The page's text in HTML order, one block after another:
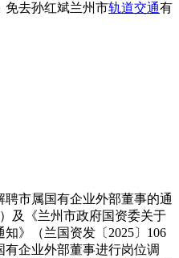
免去孙红斌兰州市轨道交通有
市属国有企业外部董事的通
及《兰州市政府国资委关于
》（兰国资发〔2025〕106
企业外部董事进行岗位调